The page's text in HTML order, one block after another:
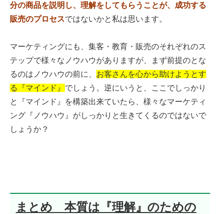
分の商品を説明し、理解をしてもらうことが、成功する
販売のプロセスではないかと私は思います。
マーケティングにも、集客・教育・販売のそれぞれのス
テップで様々なノウハウがありますが、まず前提のとな
るのはノウハウの前に、 お客さんを心から助けようとす
る『マインド』 でしょう。逆にいうと、ここでしっかり
と『マインド』を構築出来ていたら、様々なマーケティ
ング『ノウハウ』がしっかりと生きてくるのではないで
しょうか？
まとめ 本質は『理解』のための